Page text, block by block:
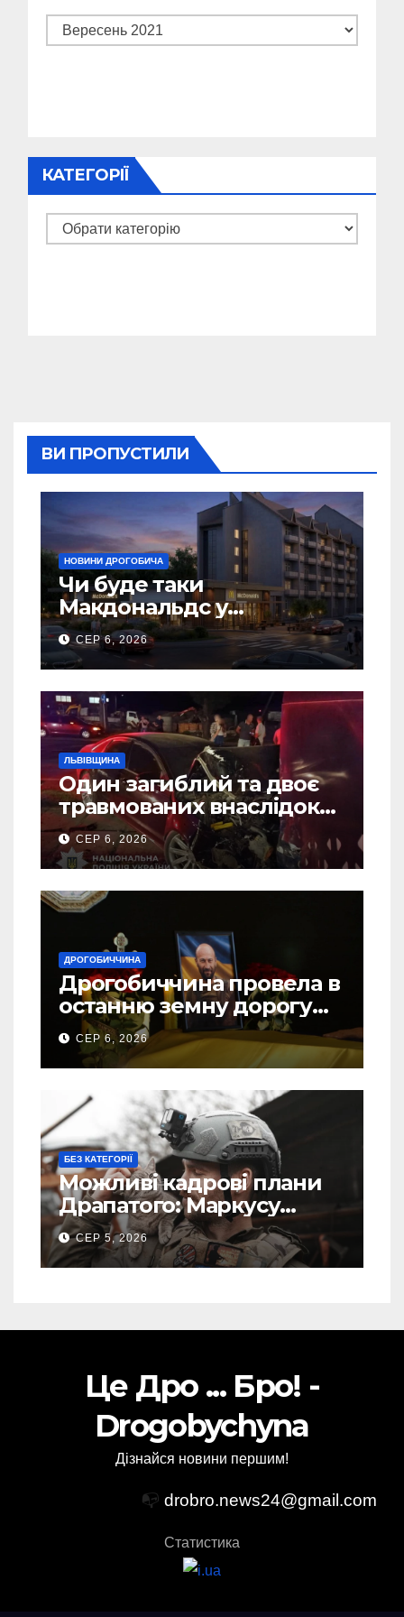
Архіви
КАТЕГОРІЇ
Категорії
ВИ ПРОПУСТИЛИ
НОВИНИ ДРОГОБИЧА
Чи буде таки
Макдональдс у
Дрогобичі? (Фото)
СЕР 6, 2026
ЛЬВІВЩИНА
Один загиблий та двоє
травмованих внаслідок
ДТП на Самбірщині
СЕР 6, 2026
ДРОГОБИЧЧИНА
Дрогобиччина провела в
останню земну дорогу
свого Захисника – Олега
Торського
СЕР 6, 2026
БЕЗ КАТЕГОРІЇ
Можливі кадрові плани
Драпатого: Маркусу
пророкують важливу
посаду у ЗСУ
СЕР 5, 2026
Це Дро ... Бро! -
Drogobychyna
Дізнайся новини першим!
📭 drobro.news24@gmail.com
Статистика